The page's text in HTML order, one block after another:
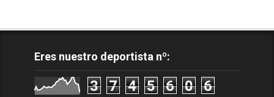
Eres nuestro deportista nº:
3 7 4 5 6 0 6